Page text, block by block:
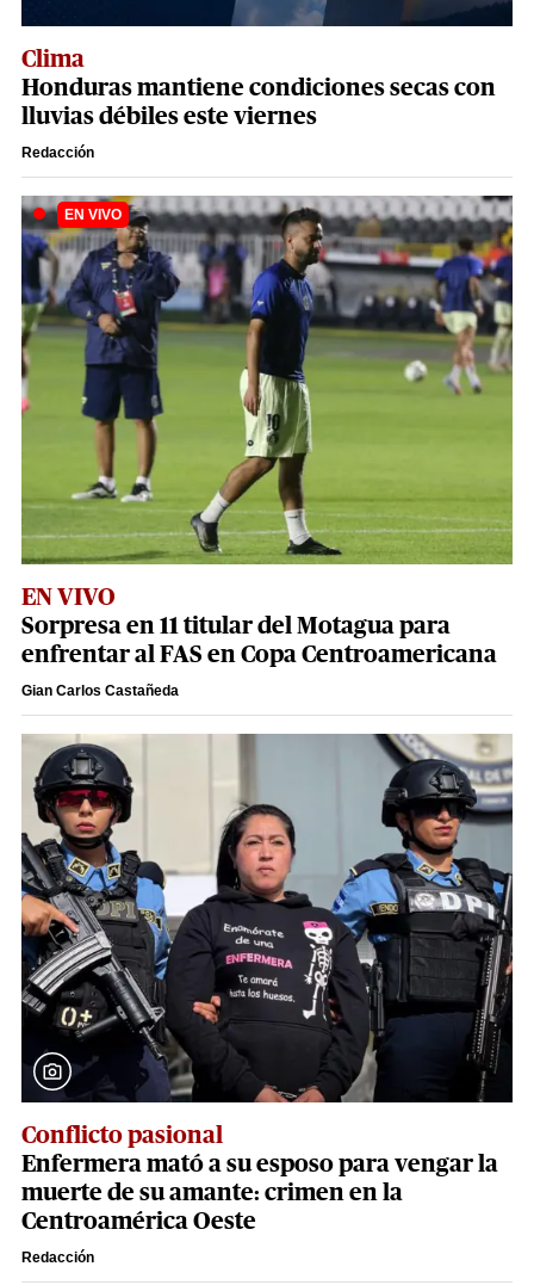
Clima
Honduras mantiene condiciones secas con
lluvias débiles este viernes
Redacción
EN VIVO
Sorpresa en 11 titular del Motagua para
enfrentar al FAS en Copa Centroamericana
Gian Carlos Castañeda
Conflicto pasional
Enfermera mató a su esposo para vengar la
muerte de su amante: crimen en la
Centroamérica Oeste
Redacción